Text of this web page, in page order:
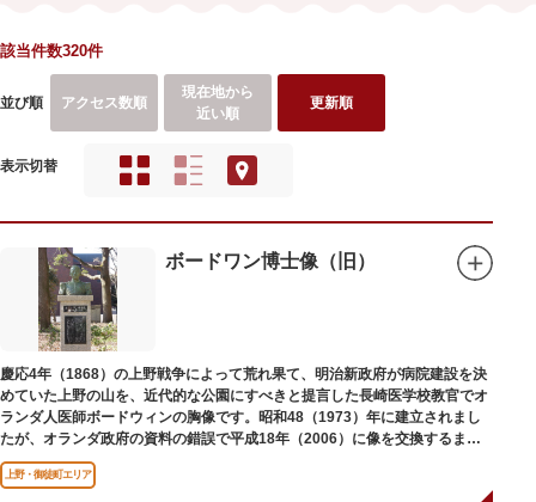
該当件数320件
並び順 アクセス数順
現在地から
近い順
更新順
表示切替
ボードワン博士像（旧）
慶応4年（1868）の上野戦争によって荒れ果て、明治新政府が病院建設を決
めていた上野の山を、近代的な公園にすべきと提言した長崎医学校教官でオ
ランダ人医師ボードウィンの胸像です。昭和48（1973）年に建立されまし
たが、オランダ政府の資料の錯誤で平成18年（2006）に像を交換するまで
は博士の弟の像でした。
上野・御徒町エリア